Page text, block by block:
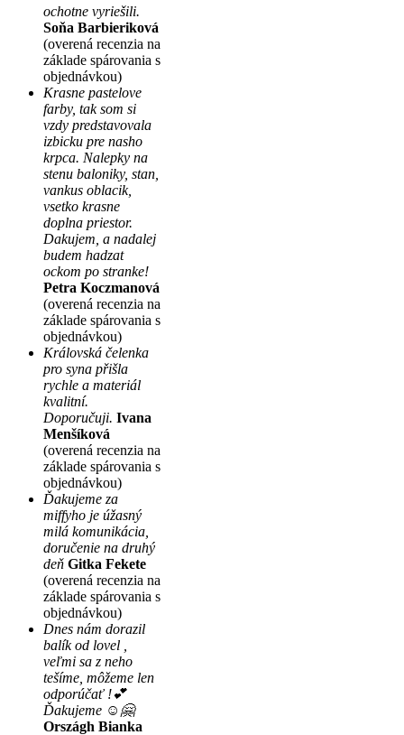
ochotne vyriešili.
Soňa Barbieriková
(overená recenzia na
základe spárovania s
objednávkou)
Krasne pastelove
farby, tak som si
vzdy predstavovala
izbicku pre nasho
krpca. Nalepky na
stenu baloniky, stan,
vankus oblacik,
vsetko krasne
doplna priestor.
Dakujem, a nadalej
budem hadzat
ockom po stranke!
Petra Koczmanová
(overená recenzia na
základe spárovania s
objednávkou)
Královská čelenka
pro syna přišla
rychle a materiál
kvalitní.
Doporučuji. Ivana
Menšíková
(overená recenzia na
základe spárovania s
objednávkou)
Ďakujeme za
miffyho je úžasný
milá komunikácia,
doručenie na druhý
deň Gitka Fekete
(overená recenzia na
základe spárovania s
objednávkou)
Dnes nám dorazil
balík od lovel ,
veľmi sa z neho
tešíme, môžeme len
odporúčať !💕
Ďakujeme ☺️🤗
Országh Bianka